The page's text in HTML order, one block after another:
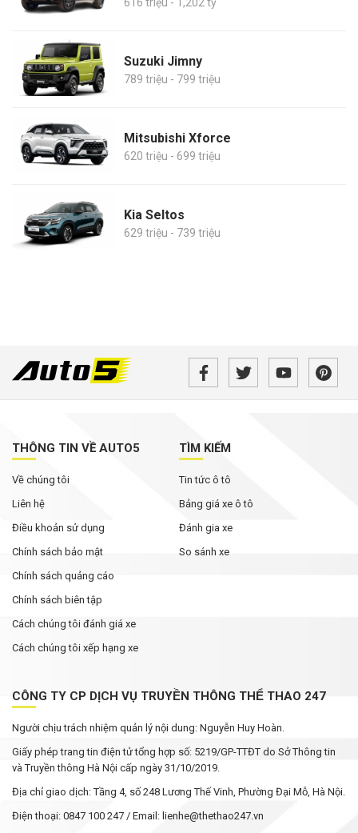
Suzuki Jimny
789 triệu - 799 triệu
Mitsubishi Xforce
620 triệu - 699 triệu
Kia Seltos
629 triệu - 739 triệu
THÔNG TIN VỀ AUTO5
Về chúng tôi
Liên hệ
Điều khoản sử dụng
Chính sách bảo mật
Chính sách quảng cáo
Chính sách biên tập
Cách chúng tôi đánh giá xe
Cách chúng tôi xếp hạng xe
TÌM KIẾM
Tin tức ô tô
Bảng giá xe ô tô
Đánh gia xe
So sánh xe
CÔNG TY CP DỊCH VỤ TRUYỀN THÔNG THỂ THAO 247
Người chịu trách nhiệm quản lý nội dung: Nguyễn Huy Hoàn.
Giấy phép trang tin điện tử tổng hợp số: 5219/GP-TTĐT do Sở Thông tin
và Truyền thông Hà Nội cấp ngày 31/10/2019.
Địa chỉ giao dịch: Tầng 4, số 248 Lương Thế Vinh, Phường Đại Mỗ, Hà Nội.
Điện thoại: 0847 100 247 / Email: lienhe@thethao247.vn